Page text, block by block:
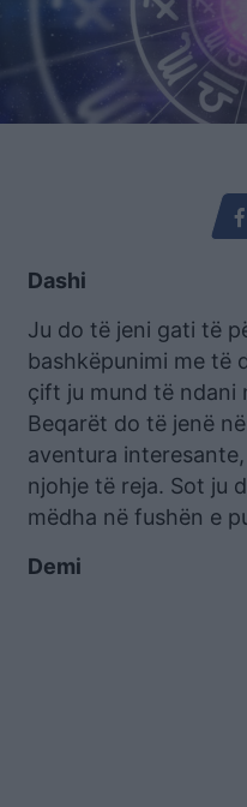
Dashi
Ju do të jeni gati të
bashkëpunimi me të
çift ju mund të ndani
Beqarët do të jenë
aventura
njohje të reja. Sot ju
mëdha në fushën e
Demi